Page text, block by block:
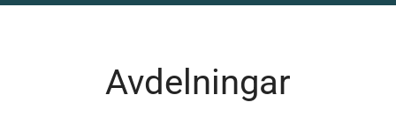
Avdelningar